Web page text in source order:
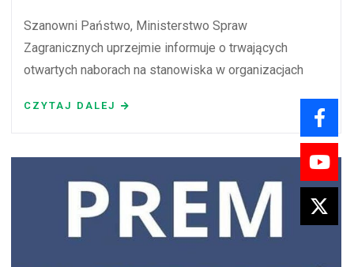
Szanowni Państwo, Ministerstwo Spraw
Zagranicznych uprzejmie informuje o trwających
otwartych naborach na stanowiska w organizacjach
CZYTAJ DALEJ